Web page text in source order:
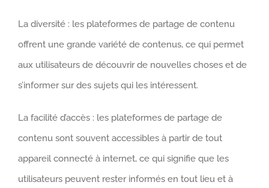
La diversité : les plateformes de partage de contenu
offrent une grande variété de contenus, ce qui permet
aux utilisateurs de découvrir de nouvelles choses et de
s’informer sur des sujets qui les intéressent.
La facilité d’accès : les plateformes de partage de
contenu sont souvent accessibles à partir de tout
appareil connecté à internet, ce qui signifie que les
utilisateurs peuvent rester informés en tout lieu et à